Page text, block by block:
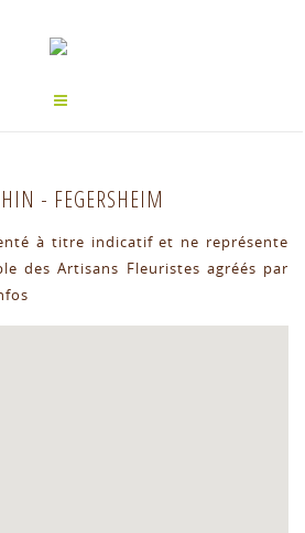
- FEGERSHEIM
à titre indicatif et ne représente
des Artisans Fleuristes agréés par